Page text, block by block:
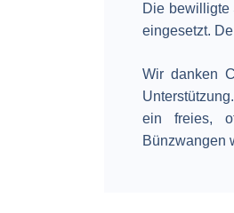
Die bewilligte
eingesetzt.
Wir danken
ein freies,
Bünzwangen